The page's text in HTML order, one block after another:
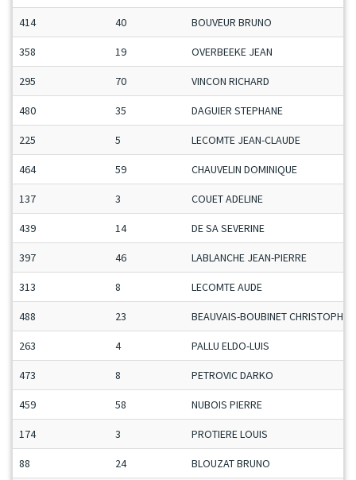
414 40 BOUVEUR BRUNO
358 19 OVERBEEKE JEAN
295 70 VINCON RICHARD
480 35 DAGUIER STEPHANE
225 5 LECOMTE JEAN-CLAUDE
464 59 CHAUVELIN DOMINIQUE
137 3 COUET ADELINE
439 14 DE SA SEVERINE
397 46 LABLANCHE JEAN-PIERRE
313 8 LECOMTE AUDE
488 23 BEAUVAIS-BOUBINET CHRISTOPHER
263 4 PALLU ELDO-LUIS
473 8 PETROVIC DARKO
459 58 NUBOIS PIERRE
174 3 PROTIERE LOUIS
88 24 BLOUZAT BRUNO